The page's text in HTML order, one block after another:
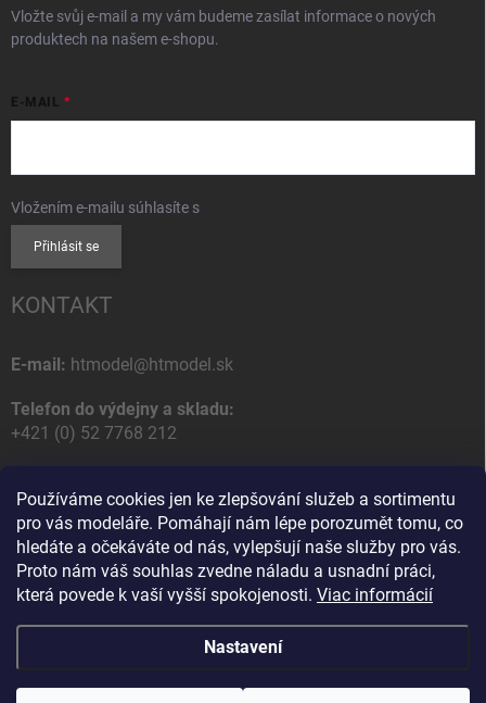
Používáme cookies jen ke zlepšování služeb a sortimentu
pro vás modeláře. Pomáhají nám lépe porozumět tomu, co
hledáte a očekáváte od nás, vylepšují naše služby pro vás.
Proto nám váš souhlas zvedne náladu a usnadní práci,
která povede k vaší vyšší spokojenosti. Viac informácií
Nastavení
Vložte svůj e-mail a my vám budeme zasílat informace o nových
produktech na našem e-shopu.
E-MAIL
Vložením e-mailu súhlasíte s
Přihlásit se
KONTAKT
E-mail: htmodel@htmodel.sk
Telefon do výdejny a skladu:
+421 (0) 52 7768 212
HT model
Na letisko 49
058 01 Poprad
Slovenská Republika
Copyright 2026HT model. Všechna práva vyhrazena.Upravit nastavení